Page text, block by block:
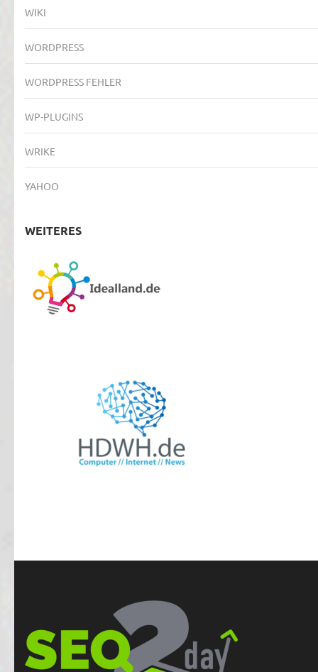
WIKI
WORDPRESS
WORDPRESS FEHLER
WP-PLUGINS
WRIKE
YAHOO
WEITERES